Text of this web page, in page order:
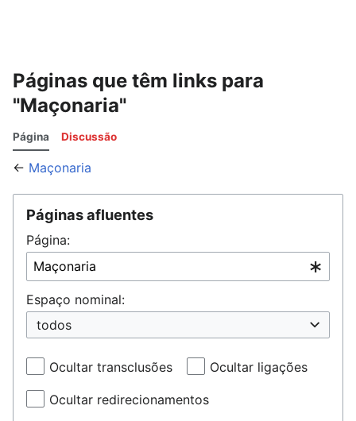
Páginas que têm links para
"Maçonaria"
Página Discussão
← Maçonaria
Páginas afluentes
Página:
Espaço nominal:
todos
Ocultar transclusões Ocultar ligações
Ocultar redirecionamentos